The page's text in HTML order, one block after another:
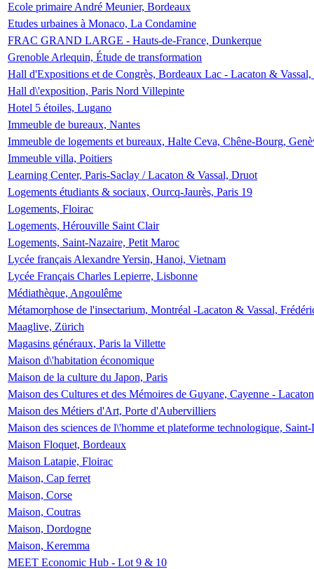
Ecole primaire André Meunier, Bordeaux
Etudes urbaines à Monaco, La Condamine
FRAC GRAND LARGE - Hauts-de-France, Dunkerque
Grenoble Arlequin, Étude de transformation
Hall d'Expositions et de Congrès, Bordeaux Lac - Lacaton &
Hall d\'exposition, Paris Nord Villepinte
Hotel 5 étoiles, Lugano
Immeuble de bureaux, Nantes
Immeuble de logements et bureaux, Halte Ceva, Chêne-Bourg,
Immeuble villa, Poitiers
Learning Center, Paris-Saclay / Lacaton & Vassal, Druot
Logements étudiants & sociaux, Ourcq-Jaurès, Paris 19
Logements, Floirac
Logements, Hérouville Saint Clair
Logements, Saint-Nazaire, Petit Maroc
Lycée français Alexandre Yersin, Hanoi, Vietnam
Lycée Français Charles Lepierre, Lisbonne
Médiathèque, Angoulême
Métamorphose de l'insectarium, Montréal -Lacaton & Vassal,
Maaglive, Zürich
Magasins généraux, Paris la Villette
Maison d\'habitation économique
Maison de la culture du Japon, Paris
Maison des Cultures et des Mémoires de Guyane, Cayenne -
Maison des Métiers d'Art, Porte d'Aubervilliers
Maison des sciences de l\'homme et plateforme technologique,
Maison Floquet, Bordeaux
Maison Latapie, Floirac
Maison, Cap ferret
Maison, Corse
Maison, Coutras
Maison, Dordogne
Maison, Keremma
MEET Economic Hub - Lot 9 & 10